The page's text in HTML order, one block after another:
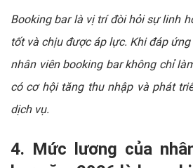
Booking bar là vị trí đòi hỏi sự linh
tốt và chịu được áp lực. Khi đáp
nhân viên booking bar không chỉ
có cơ hội tăng thu nhập và phát
dịch vụ.
4. Mức lương của